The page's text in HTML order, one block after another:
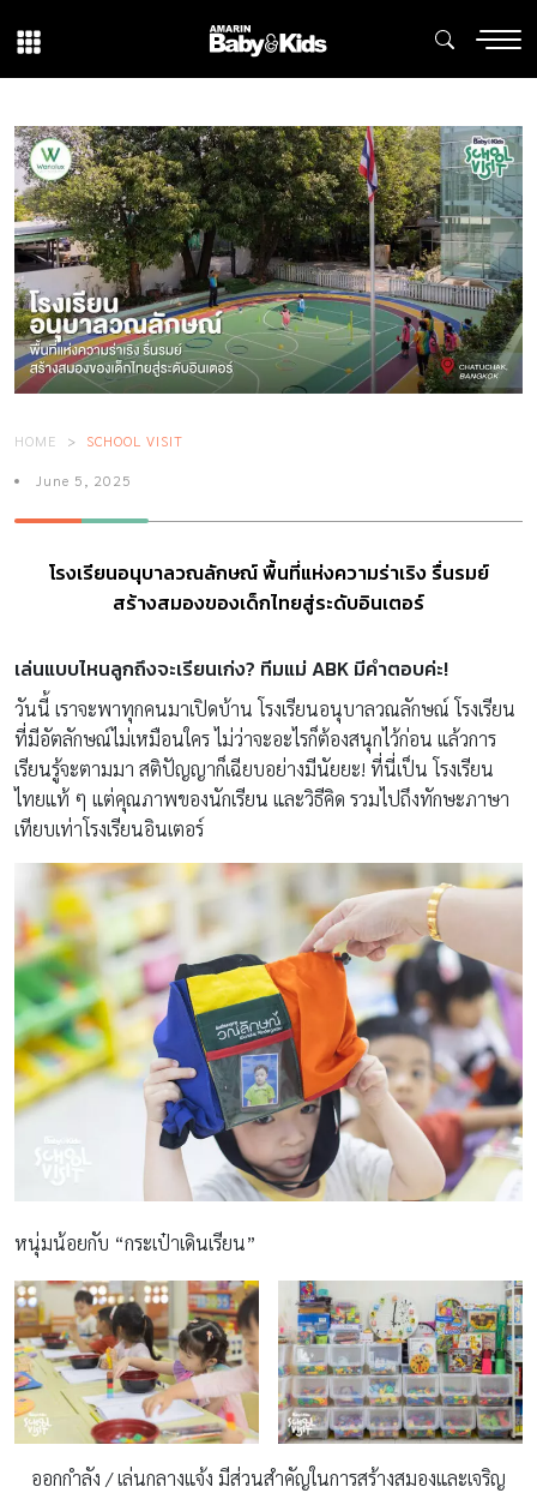
HOME SCHOOL VISIT
June 5, 2025
โรงเรียนอนุบาลวณลักษณ์ พื้นที่แห่งความร่าเริง รื่นรมย์
สร้างสมองของเด็กไทยสู่ระดับอินเตอร์
เล่นแบบไหนลูกถึงจะเรียนเก่ง? ทีมแม่ ABK มีคำตอบค่ะ!
วันนี้ เราจะพาทุกคนมาเปิดบ้าน โรงเรียนอนุบาลวณลักษณ์ โรงเรียน
ที่มีอัตลักษณ์ไม่เหมือนใคร ไม่ว่าจะอะไรก็ต้องสนุกไว้ก่อน แล้วการ
เรียนรู้จะตามมา สติปัญญาก็เฉียบอย่างมีนัยยะ! ที่นี่เป็น โรงเรียน
ไทยแท้ ๆ แต่คุณภาพของนักเรียน และวิธีคิด รวมไปถึงทักษะภาษา
เทียบเท่าโรงเรียนอินเตอร์
หนุ่มน้อยกับ “กระเป๋าเดินเรียน”
ออกกำลัง / เล่นกลางแจ้ง มีส่วนสำคัญในการสร้างสมองและเจริญ